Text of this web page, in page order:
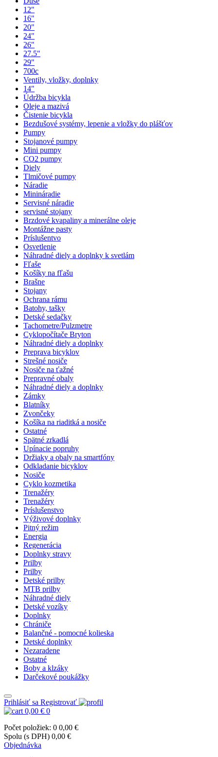
12"
16"
20"
24"
26"
27.5"
29"
700c
Ventily, vložky, doplnky
14"
Údržba bicykla
Oleje a mazivá
Čistenie bicykla
Bezdušové systémy, lepenie a vložky do plášťov
Pumpy
Stojanové pumpy
Mini pumpy
CO2 pumpy
Diely
Tlmičové pumpy
Náradie
Minináradie
Servisné náradie
servisné stojany
Brzdové kvapaliny a minerálne oleje
Montážne pasty
Príslušentvo
Osvetlenie
Náhradné diely a doplnky k svetlám
Fľaše
Košíky na fľašu
Brašne
Stojany
Ochrana rámu
Batohy, tašky
Detské sedačky
Tachometre/Pulzmetre
Cyklopočítače Bryton
Náhradné diely a doplnky
Preprava bicyklov
Strešné nosiče
Nosiče na ťažné
Prepravné obaly
Náhradné diely a doplnky
Zámky
Blatníky
Zvončeky
Košíka na riaditká a nosiče
Ostatné
Spätné zrkadlá
Upínacie popruhy
Držiaky a obaly na smartfóny
Odkladanie bicyklov
Nosiče
Cyklo kozmetika
Trenažéry
Trenažéry
Príslušenstvo
Výživové doplnky
Pitný režim
Energia
Regenerácia
Doplnky stravy
Prilby
Prilby
Detské prilby
MTB prilby
Náhradné diely
Detské vozíky
Doplnky
Chrániče
Balančné - pomocné kolieska
Detské doplnky
Nezaradene
Ostatné
Boby a klzáky
Darčekové poukážky
Prihlásiť sa Registrovať
0,00 € 0
Počet položiek: 0 0,00 €
Spolu (s DPH) 0,00 €
Objednávka